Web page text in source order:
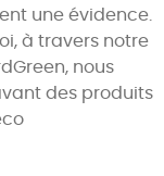
une évidence.
à travers notre
nous
des produits